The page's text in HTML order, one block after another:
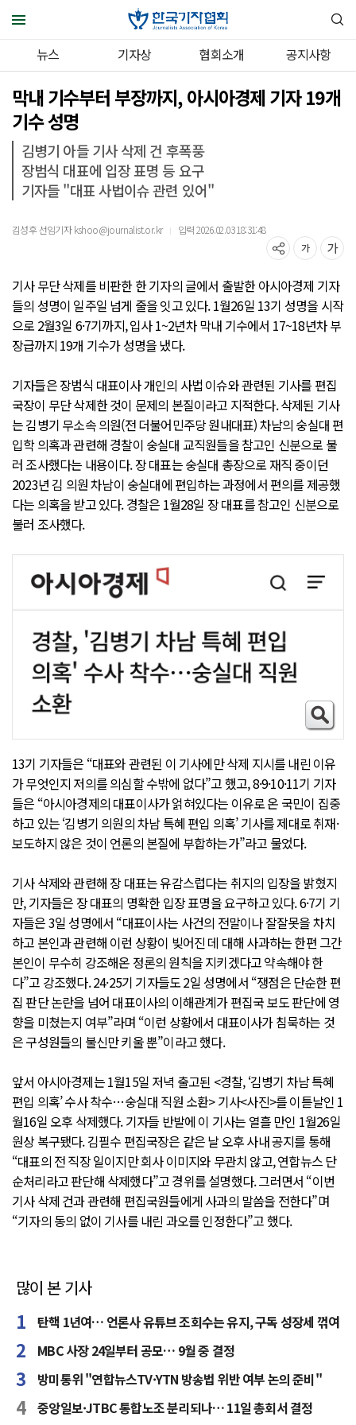
뉴스 기자상 협회소개 공지사항
막내 기수부터 부장까지, 아시아경제 기자 19개
기수 성명
김병기 아들 기사 삭제 건 후폭풍
장범식 대표에 입장 표명 등 요구
기자들 "대표 사법이슈 관련 있어"
김성후 선임기자 kshoo@journalist.or.kr ｜ 입력 2026.02.03 18:31:48
기사 무단 삭제를 비판한 한 기자의 글에서 출발한 아시아경제 기자
들의 성명이 일주일 넘게 줄을 잇고 있다. 1월26일 13기 성명을 시작
으로 2월3일 6·7기까지, 입사 1~2년차 막내 기수에서 17~18년차 부
장급까지 19개 기수가 성명을 냈다.
기자들은 장범식 대표이사 개인의 사법 이슈와 관련된 기사를 편집
국장이 무단 삭제한 것이 문제의 본질이라고 지적한다. 삭제된 기사
는 김병기 무소속 의원(전 더불어민주당 원내대표) 차남의 숭실대 편
입학 의혹과 관련해 경찰이 숭실대 교직원들을 참고인 신분으로 불
러 조사했다는 내용이다. 장 대표는 숭실대 총장으로 재직 중이던
2023년 김 의원 차남이 숭실대에 편입하는 과정에서 편의를 제공했
다는 의혹을 받고 있다. 경찰은 1월28일 장 대표를 참고인 신분으로
불러 조사했다.
13기 기자들은 “대표와 관련된 이 기사에만 삭제 지시를 내린 이유
가 무엇인지 저의를 의심할 수밖에 없다”고 했고, 8·9·10·11기 기자
들은 “아시아경제의 대표이사가 얽혀있다는 이유로 온 국민이 집중
하고 있는 ‘김병기 의원의 차남 특혜 편입 의혹’ 기사를 제대로 취재·
보도하지 않은 것이 언론의 본질에 부합하는가”라고 물었다.
기사 삭제와 관련해 장 대표는 유감스럽다는 취지의 입장을 밝혔지
만, 기자들은 장 대표의 명확한 입장 표명을 요구하고 있다. 6·7기 기
자들은 3일 성명에서 “대표이사는 사건의 전말이나 잘잘못을 차치
하고 본인과 관련해 이런 상황이 빚어진 데 대해 사과하는 한편 그간
본인이 무수히 강조해온 정론의 원칙을 지키겠다고 약속해야 한
다”고 강조했다. 24·25기 기자들도 2일 성명에서 “쟁점은 단순한 편
집 판단 논란을 넘어 대표이사의 이해관계가 편집국 보도 판단에 영
향을 미쳤는지 여부”라며 “이런 상황에서 대표이사가 침묵하는 것
은 구성원들의 불신만 키울 뿐”이라고 했다.
앞서 아시아경제는 1월15일 저녁 출고된 <경찰, ‘김병기 차남 특혜
편입 의혹’ 수사 착수…숭실대 직원 소환> 기사<사진>를 이튿날인 1
월16일 오후 삭제했다. 기자들 반발에 이 기사는 열흘 만인 1월26일
원상 복구됐다. 김필수 편집국장은 같은 날 오후 사내 공지를 통해
“대표의 전 직장 일이지만 회사 이미지와 무관치 않고, 연합뉴스 단
순처리라고 판단해 삭제했다”고 경위를 설명했다. 그러면서 “이번
기사 삭제 건과 관련해 편집국원들에게 사과의 말씀을 전한다”며
“기자의 동의 없이 기사를 내린 과오를 인정한다”고 했다.
많이 본 기사
탄핵 1년여… 언론사 유튜브 조회수는 유지, 구독 성장세 꺾여
MBC 사장 24일부터 공모… 9월 중 결정
방미통위 "연합뉴스TV·YTN 방송법 위반 여부 논의 준비"
중앙일보·JTBC 통합노조 분리되나… 11일 총회서 결정